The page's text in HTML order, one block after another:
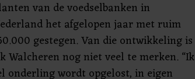
van de voedselbanken in
het afgelopen jaar met ruim
gestegen. Van die ontwikkeling is
Walcheren nog niet veel te merken. “Ik
onderling wordt opgelost, in eigen